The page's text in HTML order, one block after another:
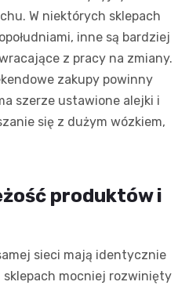
W niektórych sklepach
inne są bardziej
z pracy na zmiany.
zakupy powinny
szerze ustawione alejki i
się z dużym wózkiem,
produktów i
sieci mają identycznie
sklepach mocniej rozwinięty